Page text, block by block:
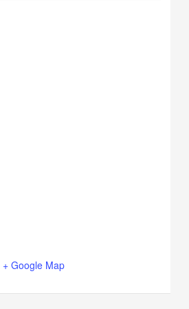
+ Google Map